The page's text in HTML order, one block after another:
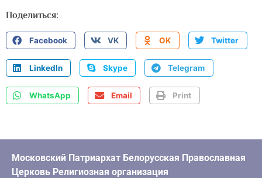
Поделиться:
Facebook VK OK Twitter
LinkedIn Skype Telegram
WhatsApp Email Print
Московский Патриархат Белорусская Православная
Церковь Религиозная организация